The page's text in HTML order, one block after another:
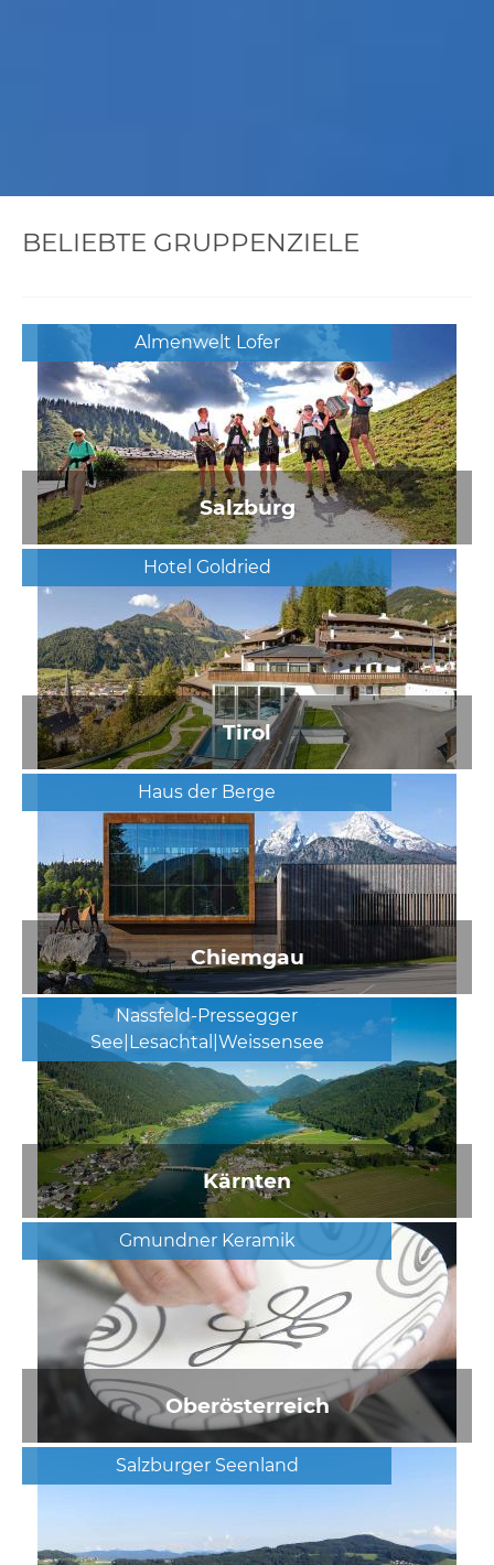
BELIEBTE GRUPPENZIELE
Almenwelt Lofer
Salzburg
Hotel Goldried
Tirol
Haus der Berge
Chiemgau
Nassfeld-Pressegger
See|Lesachtal|Weissensee
Kärnten
Gmundner Keramik
Oberösterreich
Salzburger Seenland